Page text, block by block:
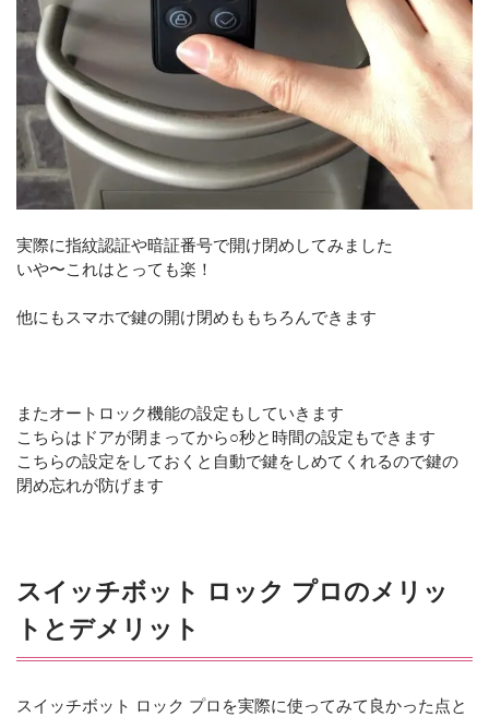
実際に指紋認証や暗証番号で開け閉めしてみました
いや〜これはとっても楽！
他にもスマホで鍵の開け閉めももちろんできます
またオートロック機能の設定もしていきます
こちらはドアが閉まってから○秒と時間の設定もできます
こちらの設定をしておくと自動で鍵をしめてくれるので鍵の
閉め忘れが防げます
スイッチボット ロック プロのメリッ
トとデメリット
スイッチボット ロック プロを実際に使ってみて良かった点と